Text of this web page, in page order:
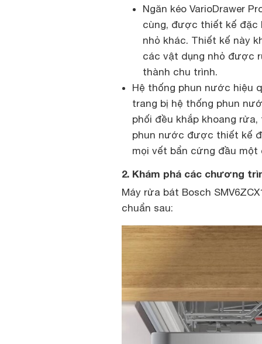
Ngăn kéo VarioDrawer
cùng, được thiết kế đặc
nhỏ khác. Thiết kế này
các vật dụng nhỏ được
thành chu trình.
Hệ thống phun nước hiệu
trang bị hệ thống phun
phối đều khắp khoang
phun nước được thiết kế
mọi vết bẩn cứng đầu một
2. Khám phá các chương
Máy rửa bát Bosch
chuẩn sau: